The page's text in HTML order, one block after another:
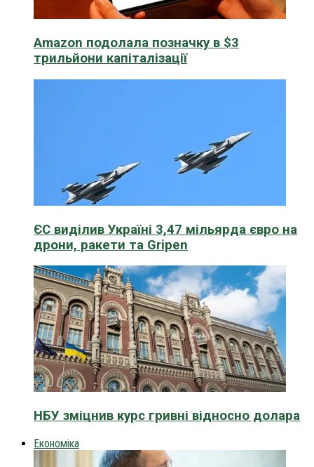
Amazon подолала позначку в $3
трильйони капіталізації
ЄС виділив Україні 3,47 мільярда євро на
дрони, ракети та Gripen
НБУ зміцнив курс гривні відносно долара
Економіка